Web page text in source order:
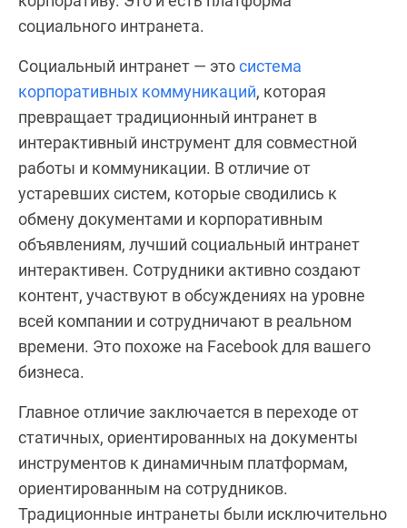
социального интранета.
Социальный интранет — этосистема
корпоративных коммуникаций, которая
превращает традиционный интранет в
интерактивный инструмент для совместной
работы и коммуникации. В отличие от
устаревших систем, которые сводились к
обмену документами и корпоративным
объявлениям, лучший социальный интранет
интерактивен. Сотрудники активно создают
контент, участвуют в обсуждениях на уровне
всей компании и сотрудничают в реальном
времени. Это похоже на Facebook для вашего
бизнеса.
Главное отличие заключается в переходе от
статичных, ориентированных на документы
инструментов к динамичным платформам,
ориентированным на сотрудников.
Традиционные интранеты были исключительно